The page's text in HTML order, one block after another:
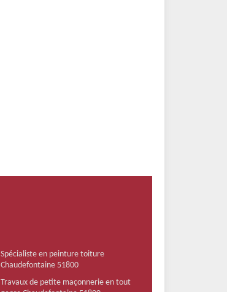
Spécialiste en peinture toiture
Chaudefontaine 51800
Travaux de petite maçonnerie en tout